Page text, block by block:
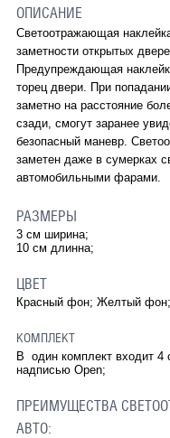
ОПИСАНИЕ
Светоотражающая
заметности открытых
Предупреждающая
торец двери. При
заметно на расстояние
сзади, смогут заранее
безопасный маневр.
заметен даже в сумерках
автомобильными фарами.
РАЗМЕРЫ
3 см ширина;
10 см длинна;
ЦВЕТ
Красный фон; Желтый фон;
КОМПЛЕКТ
В один комплект входит 4
надписью Open;
ПРЕИМУЩЕСТВА
АВТО: